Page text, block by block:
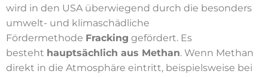
wird in den USA überwiegend durch die besonders
umwelt- und klimaschädliche
Fördermethode Fracking gefördert. Es
besteht hauptsächlich aus Methan. Wenn Methan
direkt in die Atmosphäre eintritt, beispielsweise bei